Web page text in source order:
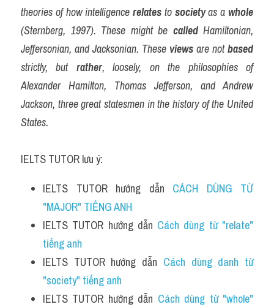
theories of how intelligence relates to society as a whole
(Sternberg, 1997). These might be called Hamiltonian,
Jeffersonian, and Jacksonian. These views are not based
strictly, but rather, loosely, on the philosophies of
Alexander Hamilton, Thomas Jefferson, and Andrew
Jackson, three great statesmen in the history of the United
States.
IELTS TUTOR lưu ý:
IELTS TUTOR hướng dẫn CÁCH DÙNG TỪ
"MAJOR" TIẾNG ANH
IELTS TUTOR hướng dẫn Cách dùng từ "relate"
tiếng anh
IELTS TUTOR hướng dẫn Cách dùng danh từ
"society" tiếng anh
IELTS TUTOR hướng dẫn Cách dùng từ "whole"